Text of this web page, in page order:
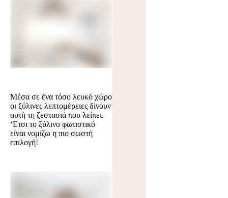
Μέσα σε ένα τόσο λευκό χώρο
οι ξύλινες λεπτομέρειες δίνουν
αυτή τη ζεστασιά που λείπει.
‘Ετσι το ξύλινο φωτιστικό
είναι νομίζω η πιο σωστή
επιλογή!